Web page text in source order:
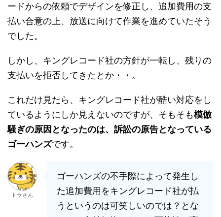
ードからの依頼でデザインを修正し、追加費用の支
払い合意の上、放送に向けて作業を進めていたそう
でした。
しかし、キングレコード社の方針が一転し、残りの
支払いを拒否してきたとか・・。
これだけ見たら、キングレコード社が酷い対応をし
ているようにしか見えないのですが、そもそも模倣
騒ぎの原因となったのは、訴訟の原告となっている
ゴーハンズです。
トラさん
ゴーハンズの不手際によって発生し
た追加費用をキングレコード社が払
うというのは可笑しいのでは？とな